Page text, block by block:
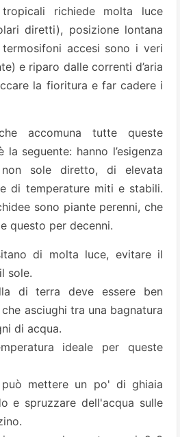
richiede molta luce
diretti), posizione lontana
accesi sono i veri
e riparo dalle correnti d’aria
la fioritura e far cadere i
accomuna tutte queste
seguente: hanno l’esigenza
sole diretto, di elevata
di temperature miti e stabili.
sono piante perenni, che
questo per decenni.
di molta luce, evitare il
sole.
di terra deve essere ben
asciughi tra una bagnatura
di acqua.
ideale per queste
mettere un po' di ghiaia
e spruzzare dell'acqua sulle